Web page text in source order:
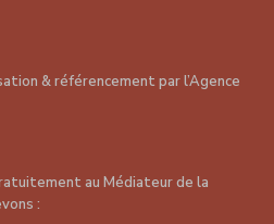
& référencement parl’Agence
au Médiateur de la
: